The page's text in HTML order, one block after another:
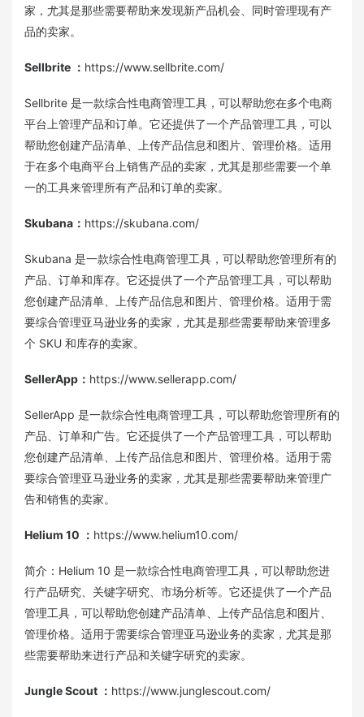
家，尤其是那些需要帮助来发现新产品机会、同时管理现有产
品的卖家。
Sellbrite ： https://www.sellbrite.com/
Sellbrite 是一款综合性电商管理工具，可以帮助您在多个电商
平台上管理产品和订单。它还提供了一个产品管理工具，可以
帮助您创建产品清单、上传产品信息和图片、管理价格。适用
于在多个电商平台上销售产品的卖家，尤其是那些需要一个单
一的工具来管理所有产品和订单的卖家。
Skubana ： https://skubana.com/
Skubana 是一款综合性电商管理工具，可以帮助您管理所有的
产品、订单和库存。它还提供了一个产品管理工具，可以帮助
您创建产品清单、上传产品信息和图片、管理价格。适用于需
要综合管理亚马逊业务的卖家，尤其是那些需要帮助来管理多
个 SKU 和库存的卖家。
SellerApp ： https://www.sellerapp.com/
SellerApp 是一款综合性电商管理工具，可以帮助您管理所有的
产品、订单和广告。它还提供了一个产品管理工具，可以帮助
您创建产品清单、上传产品信息和图片、管理价格。适用于需
要综合管理亚马逊业务的卖家，尤其是那些需要帮助来管理广
告和销售的卖家。
Helium 10 ： https://www.helium10.com/
简介：Helium 10 是一款综合性电商管理工具，可以帮助您进
行产品研究、关键字研究、市场分析等。它还提供了一个产品
管理工具，可以帮助您创建产品清单、上传产品信息和图片、
管理价格。适用于需要综合管理亚马逊业务的卖家，尤其是那
些需要帮助来进行产品和关键字研究的卖家。
Jungle Scout ： https://www.junglescout.com/